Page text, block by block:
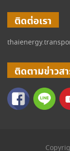
ติดต่อเรา
ติดตามข่าวส